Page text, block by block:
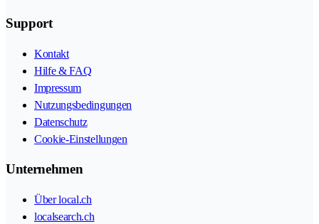
Support
Kontakt
Hilfe & FAQ
Impressum
Nutzungsbedingungen
Datenschutz
Cookie-Einstellungen
Unternehmen
Über local.ch
localsearch.ch